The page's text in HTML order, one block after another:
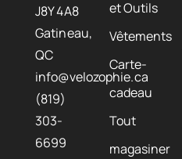
J8Y 4A8
Gatineau,
QC
info@velozophie.ca
(819)
303-
6699
et Outils
Vêtements
Carte-
cadeau
Tout
magasiner